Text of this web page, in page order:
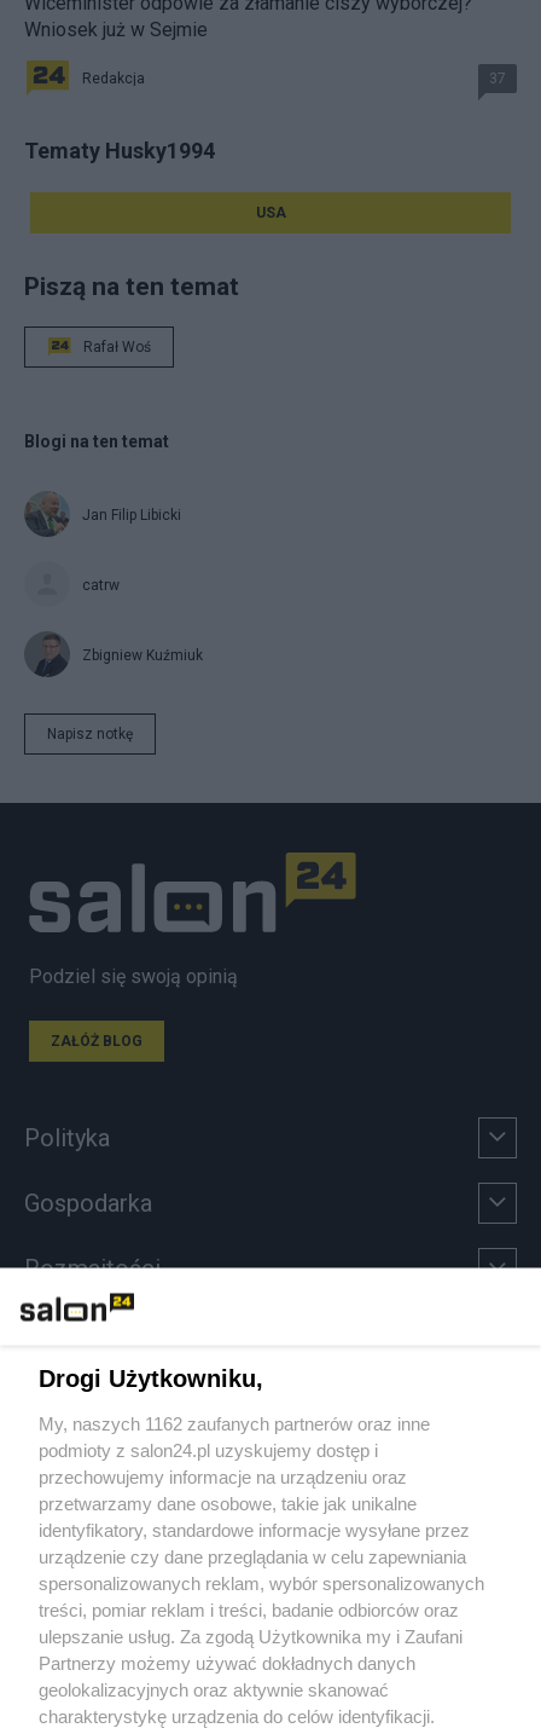
Wniosek już w Sejmie
Redakcja 37
Tematy Husky1994
USA
Piszą na ten temat
Rafał Woś
Blogi na ten temat
Jan Filip Libicki
catrw
Zbigniew Kuźmiuk
Napisz notkę
Podziel się swoją opinią
ZAŁÓŻ BLOG
Polityka
Gospodarka
Rozmaitości
Sport
Społeczeństwo
Kultura
X Facebook Instagram Youtube
Drogi Użytkowniku,
My, naszych 1162 zaufanych partnerów oraz inne
podmioty z salon24.pl uzyskujemy dostęp i
przechowujemy informacje na urządzeniu oraz
przetwarzamy dane osobowe, takie jak unikalne
identyfikatory, standardowe informacje wysyłane przez
urządzenie czy dane przeglądania w celu zapewniania
spersonalizowanych reklam, wybór spersonalizowanych
treści, pomiar reklam i treści, badanie odbiorców oraz
ulepszanie usług. Za zgodą Użytkownika my i Zaufani
Partnerzy możemy używać dokładnych danych
geolokalizacyjnych oraz aktywnie skanować
charakterystykę urządzenia do celów identyfikacji.